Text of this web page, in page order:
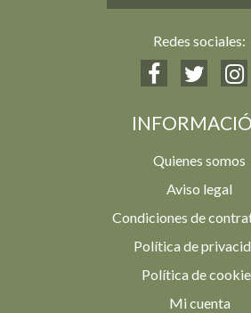
Redes sociales:
Quienes somos
Aviso legal
Condiciones de
Política de
Política de
Mi cuenta